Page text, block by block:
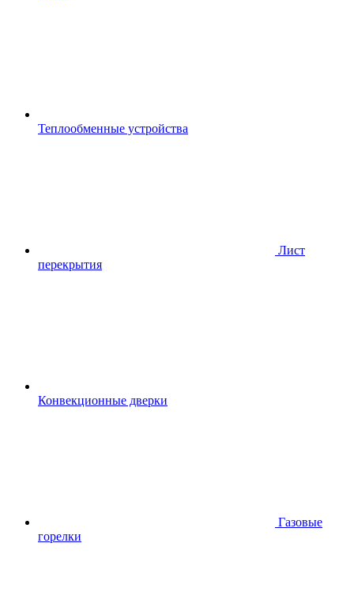
Теплообменные устройства
Лист
перекрытия
Конвекционные дверки
Газовые
горелки